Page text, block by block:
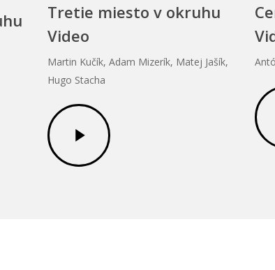
Tretie miesto v okruhu
Video
Martin Kučík, Adam Mizerík, Matej Jašík,
Hugo Stacha
Play
Video
Play
Video